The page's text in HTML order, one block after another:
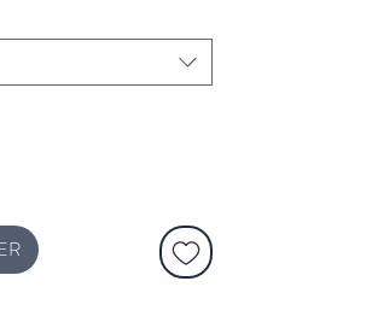
etun pull col roulé
de conseils de stylisme?
vous rappelle.